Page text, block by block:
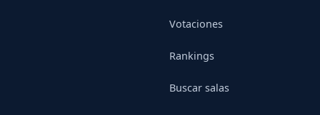
Votaciones
Rankings
Buscar salas